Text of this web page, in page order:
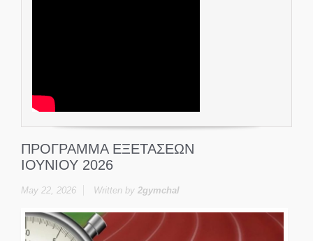
ΠΡΟΓΡΑΜΜΑ ΕΞΕΤΑΣΕΩΝ
ΙΟΥΝΙΟΥ 2026
May 22, 2026 Written by 2gymchal